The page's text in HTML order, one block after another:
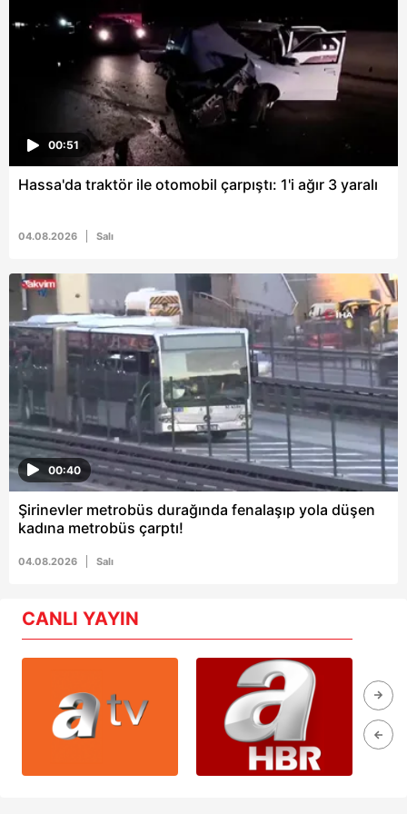
00:51
Hassa'da traktör ile otomobil çarpıştı: 1'i ağır 3 yaralı
04.08.2026 Salı
00:40
Şirinevler metrobüs durağında fenalaşıp yola düşen
kadına metrobüs çarptı!
04.08.2026 Salı
CANLI YAYIN